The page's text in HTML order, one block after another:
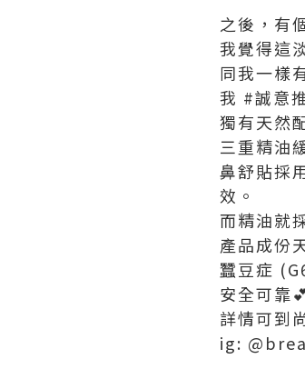
之後，有
我覺得這
同我一樣
我 #誠意
獨有天然
三重精油
鼻舒貼採
效。
而精油就
產品成份
蠶豆症
安全可靠
詳情可到
ig: